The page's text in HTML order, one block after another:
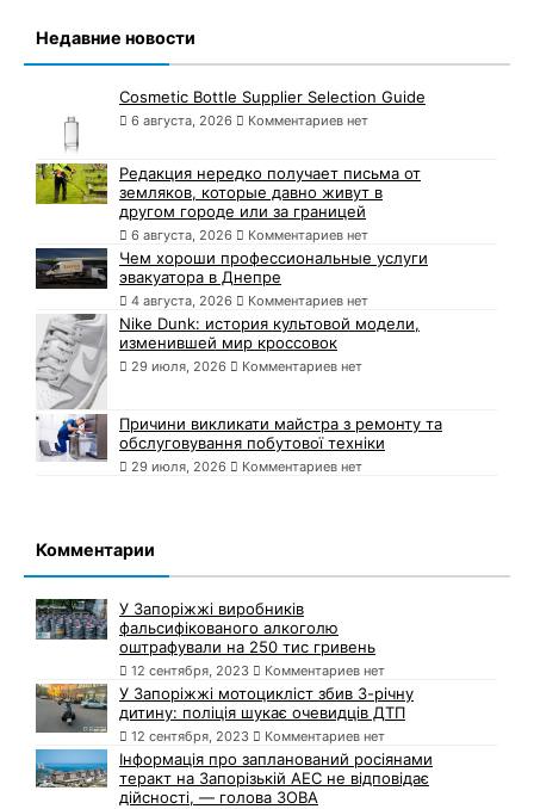
Недавние новости
Cosmetic Bottle Supplier Selection Guide
6 августа, 2026 Комментариев нет
Редакция нередко получает письма от
земляков, которые давно живут в
другом городе или за границей
6 августа, 2026 Комментариев нет
Чем хороши профессиональные услуги
эвакуатора в Днепре
4 августа, 2026 Комментариев нет
Nike Dunk: история культовой модели,
изменившей мир кроссовок
29 июля, 2026 Комментариев нет
Причини викликати майстра з ремонту та
обслуговування побутової техніки
29 июля, 2026 Комментариев нет
Комментарии
У Запоріжжі виробників
фальсифікованого алкоголю
оштрафували на 250 тис гривень
12 сентября, 2023 Комментариев нет
У Запоріжжі мотоцикліст збив 3-річну
дитину: поліція шукає очевидців ДТП
12 сентября, 2023 Комментариев нет
Інформація про запланований росіянами
теракт на Запорізькій АЕС не відповідає
дійсності, — голова ЗОВА